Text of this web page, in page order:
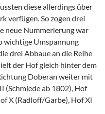
diese allerdings über
verfügen. So zogen drei
neue Nummerierung war
wichtige Umspannung
drei Abbaue an die Reihe
der Hof gleich hinter dem
Doberan weiter mit
(Schmiede ab 1802), Hof
X (Radloff/Garbe), Hof XI